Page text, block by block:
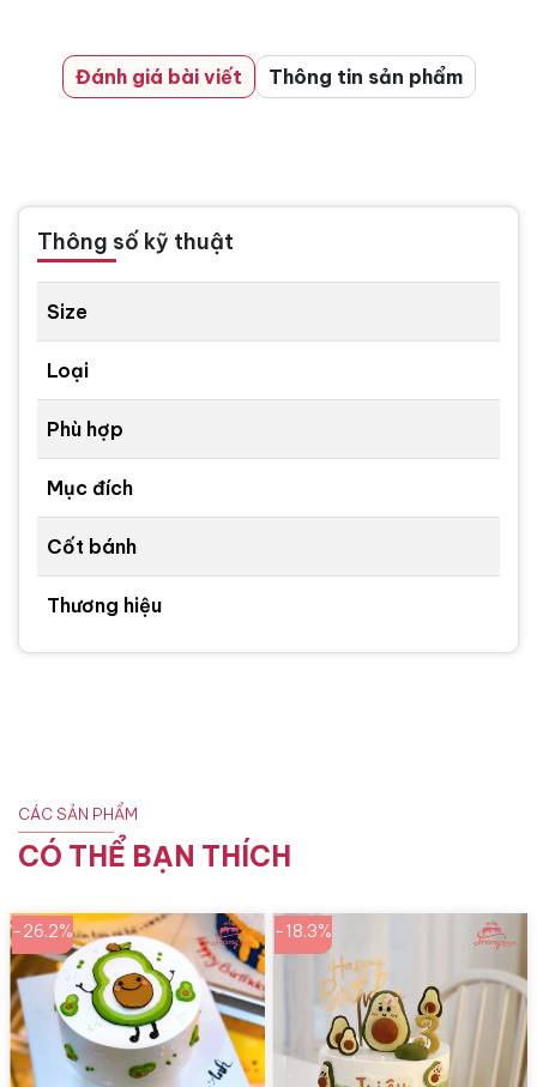
Đánh giá bài viết Thông tin sản phẩm
Thông số kỹ thuật
Size
Loại
Phù hợp
Mục đích
Cốt bánh
Thương hiệu
CÁC SẢN PHẨM
CÓ THỂ BẠN THÍCH
-26.2% -18.3%